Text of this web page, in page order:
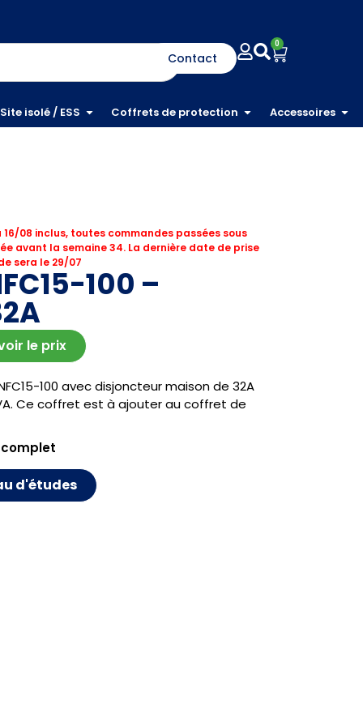
Contact
0
Site isolé / ESS Coffrets de protection Accessoires
16/08 inclus, toutes commandes passées sous
avant la semaine 34. La dernière date de prise
sera le 29/07
100 –
le prix
100 avec disjoncteur maison de 32A
Ce coffret est à ajouter au coffret de
d'études